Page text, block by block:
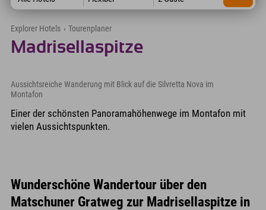
Explorer Hotels › Tourenplaner
Madrisellaspitze
Aussichtsreiche Wanderung mit Blick auf die Silvretta Nova im
Montafon
Einer der schönsten Panoramahöhenwege im Montafon mit
vielen Aussichtspunkten.
Wunderschöne Wandertour über den
Matschuner Gratweg zur Madrisellaspitze in